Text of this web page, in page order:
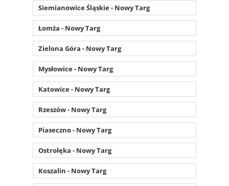
Siemianowice Śląskie - Nowy Targ
Łomża - Nowy Targ
Zielona Góra - Nowy Targ
Mysłowice - Nowy Targ
Katowice - Nowy Targ
Rzeszów - Nowy Targ
Piaseczno - Nowy Targ
Ostrołęka - Nowy Targ
Koszalin - Nowy Targ